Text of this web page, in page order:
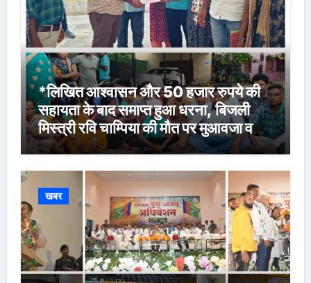
*लिखित आश्वासन और 50 हजार रुपये की
सहायता के बाद समाप्त हुआ धरना, बिजली
मिस्त्री रवि चाम्पिया की मौत पर मुआवजा व
नौकरी की मांग*
खबर